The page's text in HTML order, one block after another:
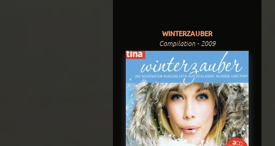
WINTERZAUBER
Compilation - 2009